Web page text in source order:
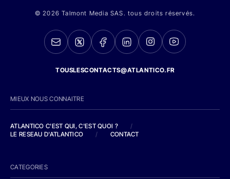
© 2026 Talmont Media SAS. tous droits réservés.
TOUSLESCONTACTS@ATLANTICO.FR
MIEUX NOUS CONNAITRE
ATLANTICO C'EST QUI, C'EST QUOI ?
/
LE RESEAU D'ATLANTICO
/ CONTACT
CATEGORIES